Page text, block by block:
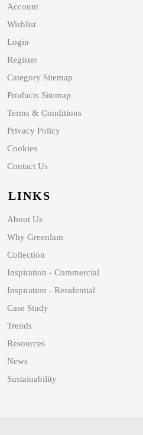
Account
Wishlist
Login
Register
Category Sitemap
Products Sitemap
Terms & Conditions
Privacy Policy
Cookies
Contact Us
LINKS
About Us
Why Greenlam
Collection
Inspiration - Commercial
Inspiration - Residential
Case Study
Trends
Resources
News
Sustainability